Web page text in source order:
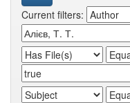
Current filters: